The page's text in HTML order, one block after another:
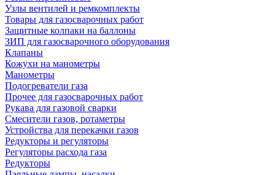
Узлы вентилей и ремкомплекты
Товары для газосварочных работ
Защитные колпаки на баллоны
ЗИП для газосварочного оборудования
Клапаны
Кожухи на манометры
Манометры
Подогреватели газа
Прочее для газосварочных работ
Рукава для газовой сварки
Смесители газов, ротаметры
Устройства для перекачки газов
Редукторы и регуляторы
Регуляторы расхода газа
Редукторы